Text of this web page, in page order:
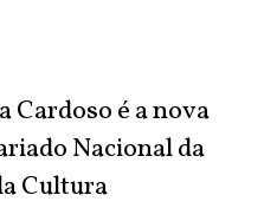
Cardoso é a nova
Nacional da
Cultura